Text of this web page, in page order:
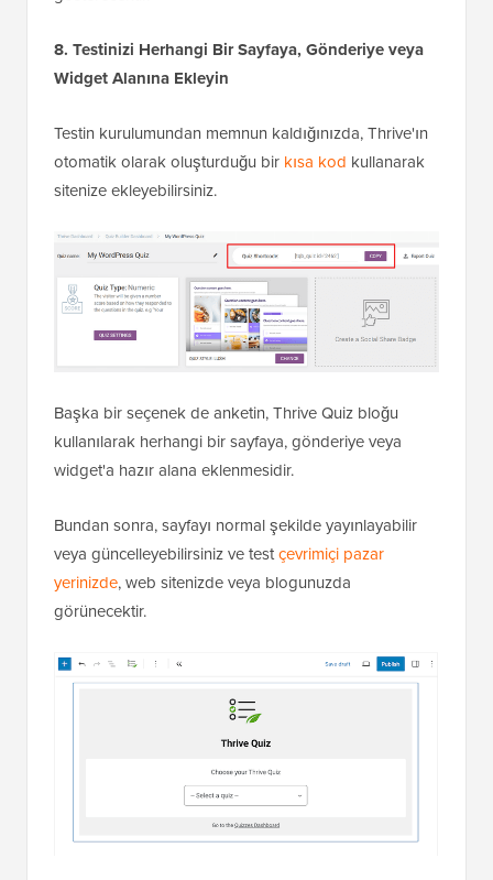
8. Testinizi Herhangi Bir Sayfaya, Gönderiye veya
Widget Alanına Ekleyin
Testin kurulumundan memnun kaldığınızda, Thrive'ın
otomatik olarak oluşturduğu bir kısa kod kullanarak
sitenize ekleyebilirsiniz.
Başka bir seçenek de anketin, Thrive Quiz bloğu
kullanılarak herhangi bir sayfaya, gönderiye veya
widget'a hazır alana eklenmesidir.
Bundan sonra, sayfayı normal şekilde yayınlayabilir
veya güncelleyebilirsiniz ve testçevrimiçi pazar
yerinizde, web sitenizde veya blogunuzda
görünecektir.